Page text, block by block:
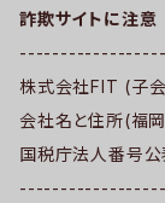
詐欺サイトに注意
株式会社FIT (子
会社名と住所(福
国税庁法人番号公